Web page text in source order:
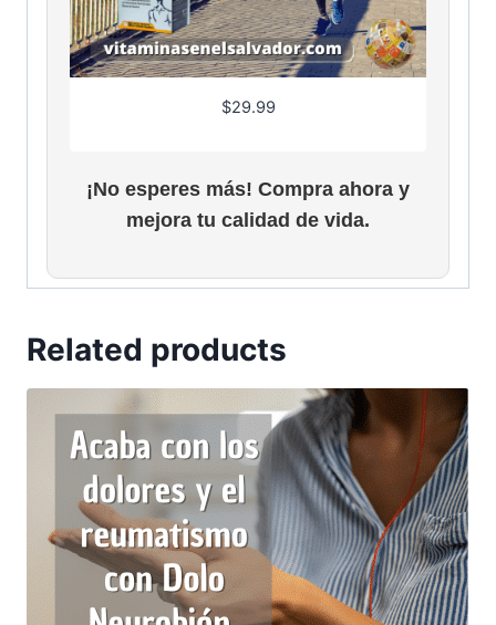
s
:
$
5
0
.
$
2
9
$29.99
¡No esperes más! Compra ahora y
mejora tu calidad de vida.
Related products